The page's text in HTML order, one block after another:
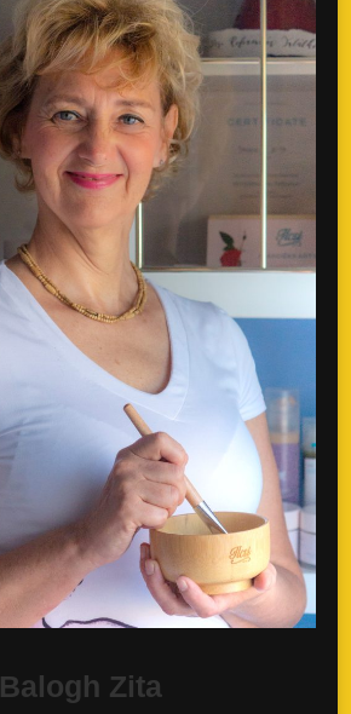
Balogh Zita